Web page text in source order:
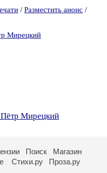
/ Разместить анонс /
Мирецкий
Пётр Мирецкий
Поиск
Магазин
Стихи.ру Проза.ру